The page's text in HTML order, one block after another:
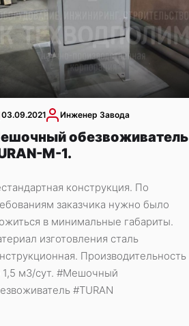
03.09.2021 Инженер Завода
обезвоживатель
M-1.
конструкция. По
заказчика нужно было
в минимальные габариты.
изготовления сталь
Производительность
1,5 м3/сут. #Мешочный
#TURAN